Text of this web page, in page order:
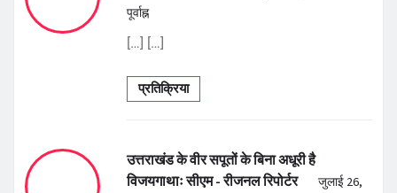
पूर्वाह्न
[…] […]
प्रतिक्रिया
उत्तराखंड के वीर सपूतों के बिना अधूरी है
विजयगाथाः सीएम - रीजनल रिपोर्टर
जुलाई 26,